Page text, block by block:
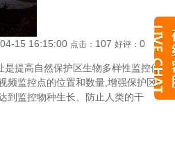
15 16:15:00 点击： 107 好评： 0
是提高自然保护区生物多样性监控保
频监控点的位置和数量,增强保护区的
到监控物种生长、防止人类的干